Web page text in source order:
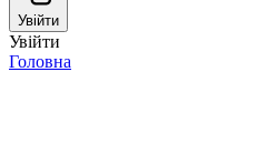
Увійти
Увійти
Головна